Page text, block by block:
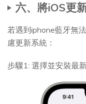
六、將iOS更
若遇到iphone藍牙無
慮更新系統：
步驟1: 選擇並安裝最